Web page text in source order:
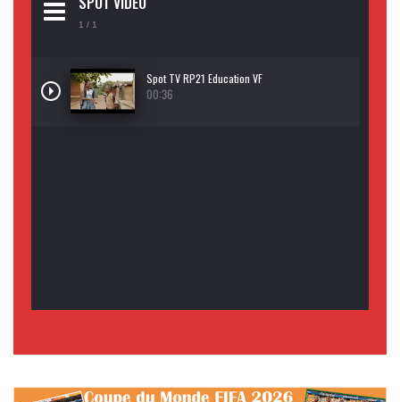
1 / 1
Spot TV RP21 Education VF
00:36